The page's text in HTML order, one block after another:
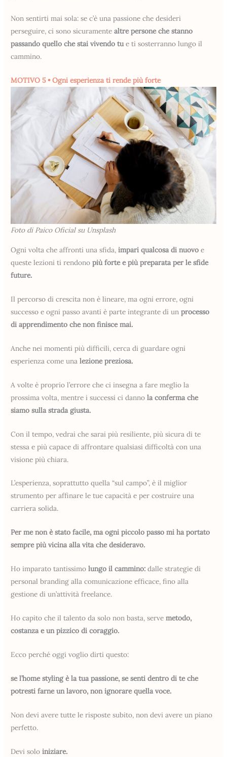
Non sentirti mai sola: se c’è una passione che desideri
perseguire, ci sono sicuramentealtre persone che stanno
passando quello che stai vivendo tue ti sosterranno lungo il
cammino.
MOTIVO 5 • Ogni esperienza ti rende più forte
Foto di Paico Oficial su Unsplash
Ogni volta che affronti una sfida, impari qualcosa di nuovo e
queste lezioni ti rendonopiù forte e più preparata per le sfide
future.
Il percorso di crescita non è lineare, ma ogni errore, ogni
successo e ogni passo avanti è parte integrante di unprocesso
di apprendimento che non finisce mai.
Anche nei momenti più difficili, cerca di guardare ogni
esperienza come unalezione preziosa.
A volte è proprio l’errore che ci insegna a fare meglio la
prossima volta, mentre i successi ci dannola conferma che
siamo sulla strada giusta.
Con il tempo, vedrai che sarai più resiliente, più sicura di te
stessa e più capace di affrontare qualsiasi difficoltà con una
visione più chiara.
L’esperienza, soprattutto quella “sul campo”, è il miglior
strumento per affinare le tue capacità e per costruire una
carriera solida.
Per me non è stato facile, ma ogni piccolo passo mi ha portato
sempre più vicina alla vita che desideravo.
Ho imparato tantissimolungo il cammino: dalle strategie di
personal branding alla comunicazione efficace, fino alla
gestione di un’attività freelance.
Ho capito che il talento da solo non basta, servemetodo,
costanza e un pizzico di coraggio.
Ecco perché oggi voglio dirti questo:
se l’home styling è la tua passione, se senti dentro di te che
potresti farne un lavoro, non ignorare quella voce.
Non devi avere tutte le risposte subito, non devi avere un piano
perfetto.
Devi soloiniziare.